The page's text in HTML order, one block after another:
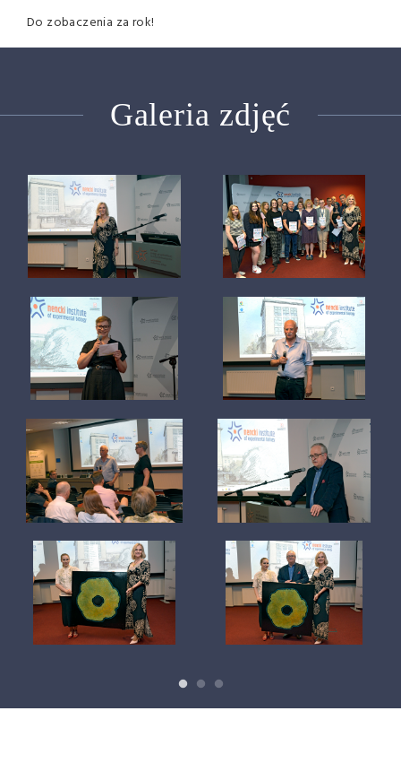
Do zobaczenia za rok!
Galeria zdjęć